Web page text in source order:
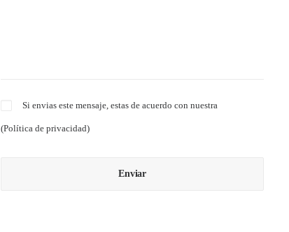
Si envias este mensaje, estas de acuerdo con nuestra
(Política de privacidad)